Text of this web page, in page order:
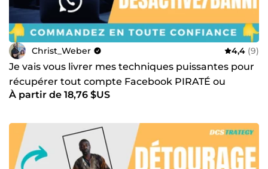
Christ_Weber 4,4 (9)
Je vais vous livrer mes techniques puissantes pour
récupérer tout compte Facebook PIRATÉ ou
BANNI
À partir de 18,76 $US